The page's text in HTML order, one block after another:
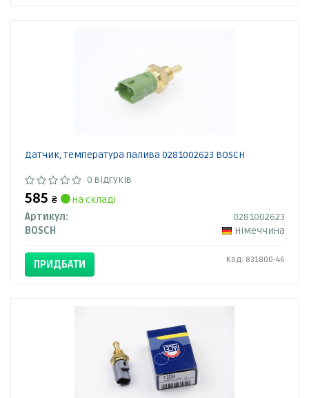
Датчик, температура палива 0281002623 BOSCH
0 відгуків
585 ₴
на складі
Артикул:
0281002623
BOSCH
Німеччина
ПРИДБАТИ Код: 831800-46